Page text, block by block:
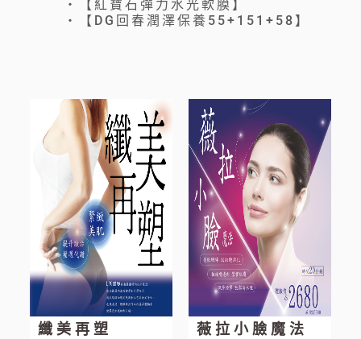
・【紅寶石彈力水光軟膜】
・【DG回春潤澤保養55+151+58】
纖美再塑 薇拉小臉魔法